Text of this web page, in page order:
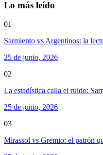
Lo más leído
01
Sarmiento vs Argentinos: la
25 de junio, 2026
02
La estadística calla el ruido:
25 de junio, 2026
03
Mirassol vs Gremio: el patrón